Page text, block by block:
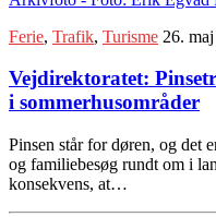
Ferie, Trafik, Turisme 26.
Vejdirektoratet:
i sommerhusområder
Pinsen står for døren, og det
og familiebesøg rundt om i
konsekvens, at…